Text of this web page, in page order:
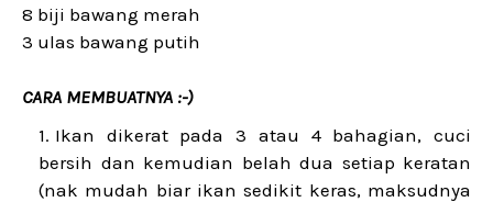
8 biji bawang merah
3 ulas bawang putih
CARA MEMBUATNYA :-)
Ikan dikerat pada 3 atau 4 bahagian, cuci
bersih dan kemudian belah dua setiap keratan
(nak mudah biar ikan sedikit keras, maksudnya